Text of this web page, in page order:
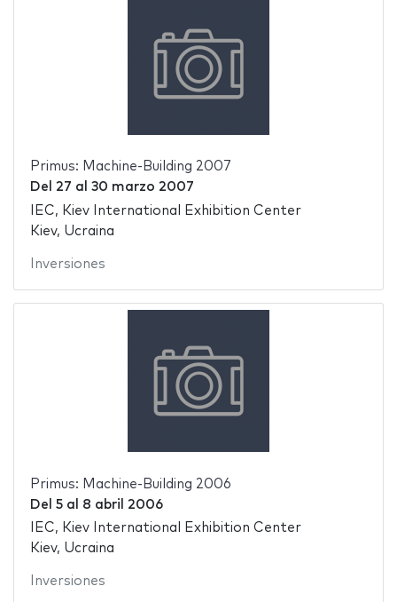
Primus: Machine-Building 2007
Del 27 al 30 marzo 2007
IEC, Kiev International Exhibition Center
Kiev, Ucraina
Inversiones
Primus: Machine-Building 2006
Del 5al 8 abril 2006
IEC, Kiev International Exhibition Center
Kiev, Ucraina
Inversiones